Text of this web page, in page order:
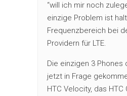
“will ich mir noch
einzige Problem ist
Frequenzbereich bei
Providern für LTE.
Die einzigen 3 Phones
jetzt in Frage
HTC Velocity, das HTC